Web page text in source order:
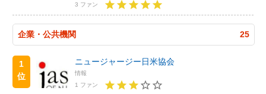
3 ファン
企業・公共機関 25
1
位
ニュージャージー日米協会
情報
1 ファン